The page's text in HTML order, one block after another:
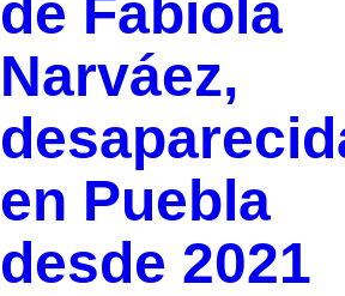
de Fabiola
Narváez,
en Puebla
desde 2021